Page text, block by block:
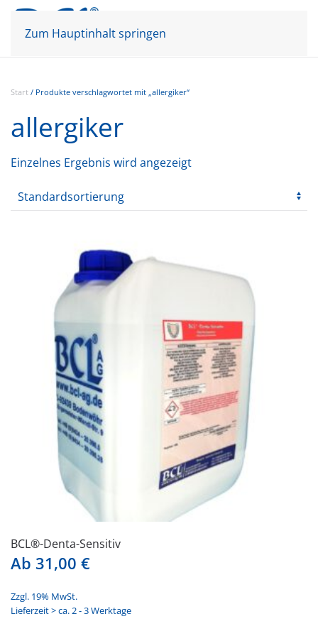
Zum Hauptinhalt springen
Start / Produkte verschlagwortet mit „allergiker“
allergiker
Einzelnes Ergebnis wird angezeigt
BCL®-Denta-Sensitiv
Ab 31,00 €
Zzgl. 19% MwSt.
Lieferzeit > ca. 2 - 3 Werktage